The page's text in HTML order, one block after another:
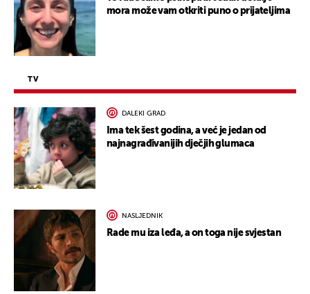
mora može vam otkriti puno o prijateljima
TV
DALEKI GRAD
Ima tek šest godina, a već je jedan od
najnagrađivanijih dječjih glumaca
NASLJEDNIK
Rade mu iza leđa, a on toga nije svjestan